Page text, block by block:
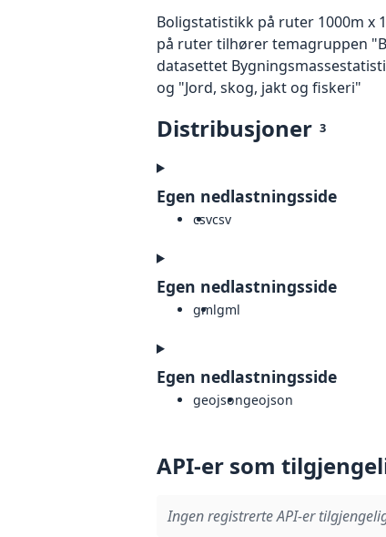
Boligstatistikk på ruter 1000m x
på ruter tilhører temagruppen
datasettet
og "Jord, skog, jakt og fiskeri"
Distribusjoner 3
Egen nedlastningsside
csvcsv
Egen nedlastningsside
gmlgml
Egen nedlastningsside
geojsongeojson
API-er som
Ingen registrerte API-er